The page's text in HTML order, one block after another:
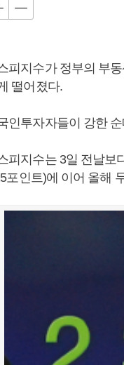
피지수가 정부의 부
떨어졌다.
인투자자들이 강한
피지수는 3일 전날보
포인트)에 이어 올해